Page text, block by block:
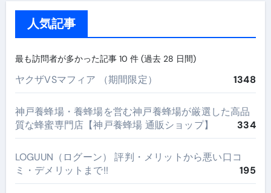
人気記事
最も訪問者が多かった記事 10 件 (過去 28 日間)
ヤクザVSマフィア （期間限定） 1348
神戸養蜂場・養蜂場を営む神戸養蜂場が厳選した高品
質な蜂蜜専門店【神戸養蜂場 通販ショップ】
334
LOGUUN（ログーン） 評判・メリットから悪い口コ
ミ・デメリットまで!!
195